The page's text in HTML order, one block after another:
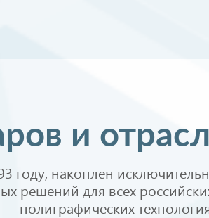
и
накоплен
решений для всех
полиграфических